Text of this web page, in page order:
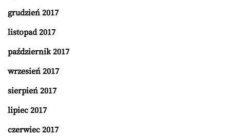
grudzień 2017
listopad 2017
październik 2017
wrzesień 2017
sierpień 2017
lipiec 2017
czerwiec 2017